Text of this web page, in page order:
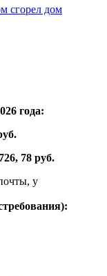
сгорел дом
года:
726, 78 руб.
у